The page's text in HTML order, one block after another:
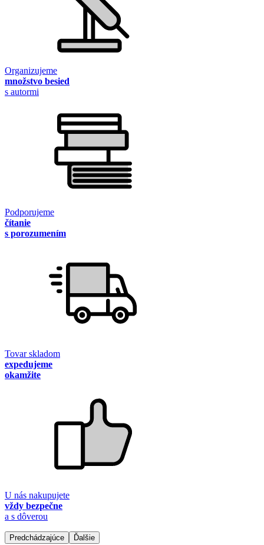
Organizujeme
množstvo besied
s autormi
Podporujeme
čítanie
s porozumením
Tovar skladom
expedujeme
okamžite
U nás nakupujete
vždy bezpečne
a s dôverou
Predchádzajúce Ďalšie